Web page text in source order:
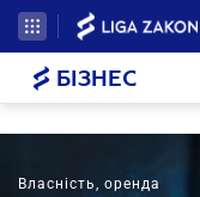
БІЗНЕС
Власність, оренда